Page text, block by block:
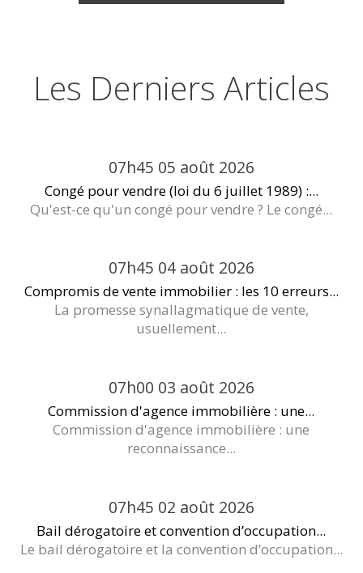
Les Derniers Articles
07h45 05 août 2026
Congé pour vendre (loi du 6 juillet 1989) :...
Qu'est-ce qu'un congé pour vendre ? Le congé...
07h45 04 août 2026
Compromis de vente immobilier : les 10 erreurs...
La promesse synallagmatique de vente,
usuellement...
07h00 03 août 2026
Commission d'agence immobilière : une...
Commission d'agence immobilière : une
reconnaissance...
07h45 02 août 2026
Bail dérogatoire et convention d’occupation...
Le bail dérogatoire et la convention d’occupation...